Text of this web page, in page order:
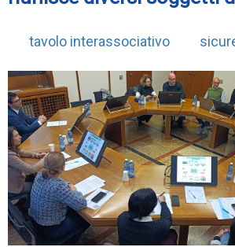
tavolo interassociativo